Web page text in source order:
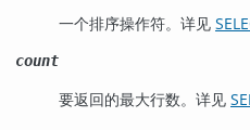
一个排序操作符。详见
count
要返回的最大行数。详见